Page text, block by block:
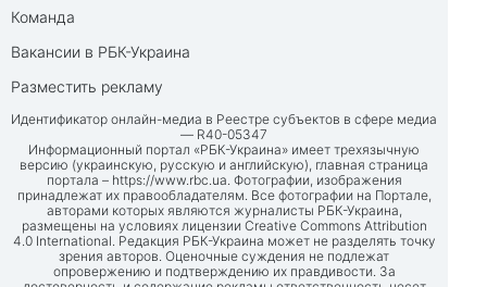
Команда
Вакансии в РБК-Украина
Разместить рекламу
Идентификатор онлайн-медиа в Реестре субъектов в сфере медиа
— R40-05347
Информационный портал «РБК-Украина» имеет трехязычную
версию (украинскую, русскую и английскую), главная страница
портала – https://www.rbc.ua. Фотографии, изображения
принадлежат их правообладателям. Все фотографии на Портале,
авторами которых являются журналисты РБК-Украина,
размещены на условиях лицензии Creative Commons Attribution
4.0 International. Редакция РБК-Украина может не разделять точку
зрения авторов. Оценочные суждения не подлежат
опровержению и подтверждению их правдивости. За